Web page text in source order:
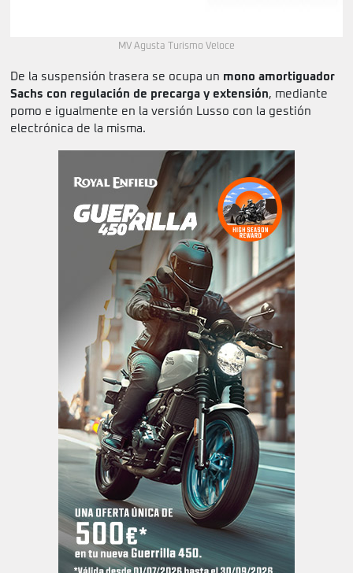
MV Agusta Turismo Veloce
De la suspensión trasera se ocupa un mono amortiguador
Sachs con regulación de precarga y extensión, mediante
pomo e igualmente en la versión Lusso con la gestión
electrónica de la misma.